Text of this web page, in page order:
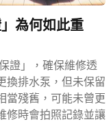
為何如此重
證」，確保維修透
換排水泵，但未保留
當殘舊，可能未曾更
修時會拍照記錄並讓